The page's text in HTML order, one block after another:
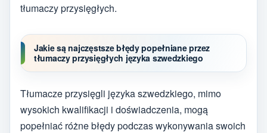
tłumaczy przysięgłych.
Jakie są najczęstsze błędy popełniane przez
tłumaczy przysięgłych języka szwedzkiego
Tłumacze przysięgli języka szwedzkiego, mimo
wysokich kwalifikacji i doświadczenia, mogą
popełniać różne błędy podczas wykonywania swoich